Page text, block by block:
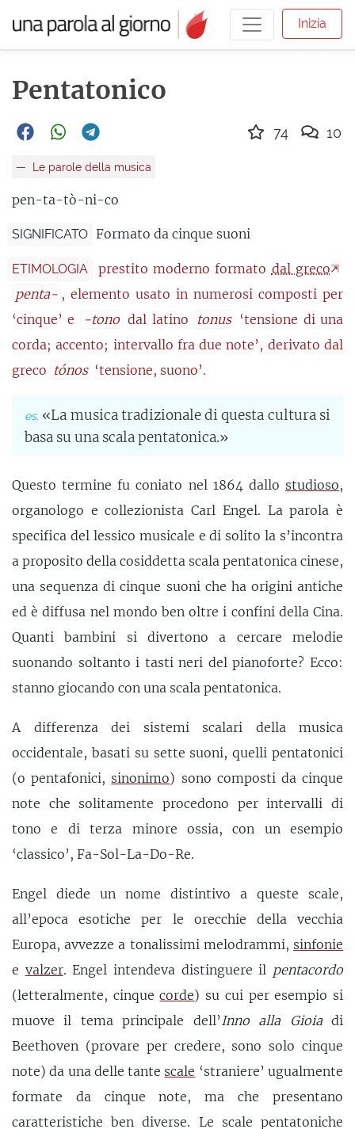
Inizia
Pentatonico
Le parole della musica
pen-ta-tò-ni-co
SIGNIFICATO Formato da cinque suoni
ETIMOLOGIA prestito moderno formato dal greco
penta- , elemento usato in numerosi composti per
‘cinque’ e
-tono dal latino tonus ‘tensione di una
corda; accento; intervallo fra due note’, derivato dal
greco tónos ‘tensione, suono’.
«La musica tradizionale di questa cultura si
basa su una scala pentatonica.»
Questo termine fu coniato nel 1864 dallo studioso,
organologo e collezionista Carl Engel. La parola è
specifica del lessico musicale e di solito la s’incontra
a proposito della cosiddetta scala pentatonica cinese,
una sequenza di cinque suoni che ha origini antiche
ed è diffusa nel mondo ben oltre i confini della Cina.
Quanti bambini si divertono a cercare melodie
suonando soltanto i tasti neri del pianoforte? Ecco:
stanno giocando con una scala pentatonica.
A differenza dei sistemi scalari della musica
occidentale, basati su sette suoni, quelli pentatonici
(o pentafonici, sinonimo) sono composti da cinque
note che solitamente procedono per intervalli di
tono e di terza minore ossia, con un esempio
‘classico’, Fa-Sol-La-Do-Re.
Engel diede un nome distintivo a queste scale,
all’epoca esotiche per le orecchie della vecchia
Europa, avvezze a tonalissimi melodrammi, sinfonie
e valzer. Engel intendeva distinguere il pentacordo
(letteralmente, cinquecorde) su cui per esempio si
muove il tema principale dell’Inno alla Gioiadi
Beethoven (provare per credere, sono solo cinque
note) da una delle tante scale ‘straniere’ ugualmente
formate da cinque note, ma che presentano
caratteristiche ben diverse. Le scale pentatoniche
74 10